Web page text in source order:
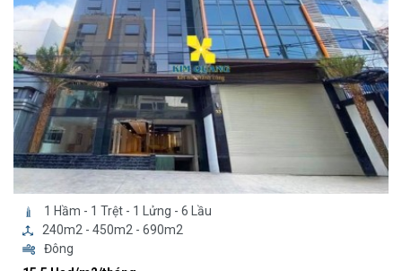
1 Hầm - 1 Trệt - 1 Lửng - 6 Lầu
240m2 - 450m2 - 690m2
Đông